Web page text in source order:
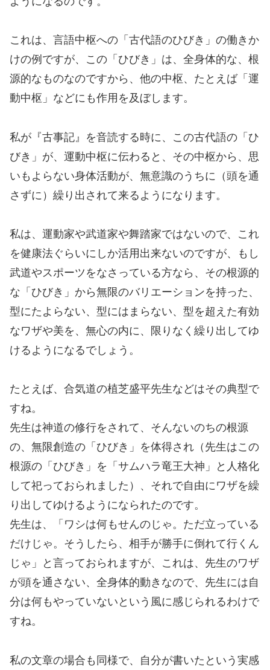
これは、言語中枢への「古代語のひびき」の働きか
けの例ですが、この「ひびき」は、全身体的な、根
源的なものなのですから、他の中枢、たとえば「運
動中枢」などにも作用を及ぼします。
私が『古事記』を音読する時に、この古代語の「ひ
びき」が、運動中枢に伝わると、その中枢から、思
いもよらない身体活動が、無意識のうちに（頭を通
さずに）繰り出されて来るようになります。
私は、運動家や武道家や舞踏家ではないので、これ
を健康法ぐらいにしか活用出来ないのですが、もし
武道やスポーツをなさっている方なら、その根源的
な「ひびき」から無限のバリエーションを持った、
型にたよらない、型にはまらない、型を超えた有効
なワザや美を、無心の内に、限りなく繰り出してゆ
けるようになるでしょう。
たとえば、合気道の植芝盛平先生などはその典型で
すね。
先生は神道の修行をされて、そんないのちの根源
の、無限創造の「ひびき」を体得され（先生はこの
根源の「ひびき」を「サムハラ竜王大神」と人格化
して祀っておられました）、それで自由にワザを繰
り出してゆけるようになられたのです。
先生は、「ワシは何もせんのじゃ。ただ立っている
だけじゃ。そうしたら、相手が勝手に倒れて行くん
じゃ」と言っておられますが、これは、先生のワザ
が頭を通さない、全身体的動きなので、先生には自
分は何もやっていないという風に感じられるわけで
すね。
私の文章の場合も同様で、自分が書いたという実感